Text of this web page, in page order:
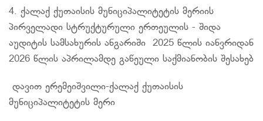
4. ქალაქ ქუთაისის მუნიციპალიტეტის მერიის
პირველადი სტრუქტურული ერთეულის - შიდა
აუდიტის სამსახურის ანგარიში 2025 წლის იანვრიდან
2026 წლის აპრილამდე გაწეული საქმიანობის შესახებ
დავით ერემეიშვილი-ქალაქ ქუთაისის
მუნიციპალიტეტის მერი